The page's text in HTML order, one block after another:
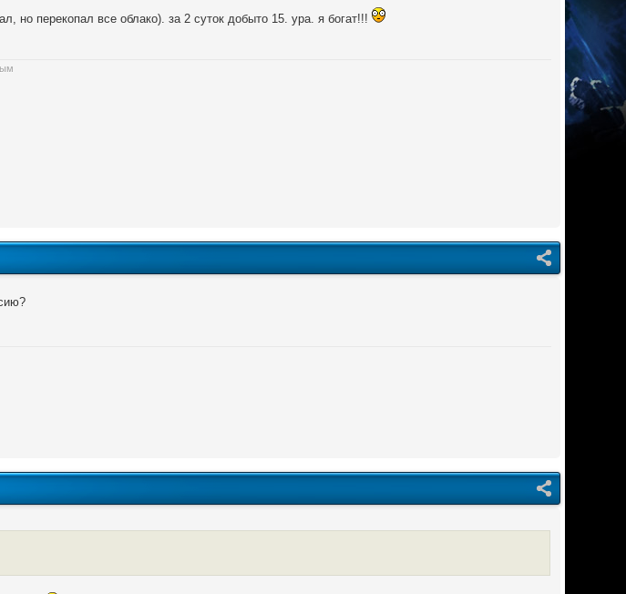
но перекопал все облако). за 2 суток добыто 15. ура. я богат!!!